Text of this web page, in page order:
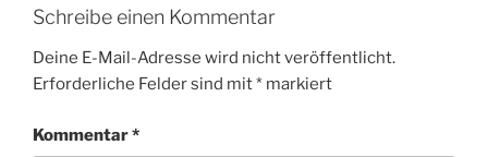
Schreibe einen Kommentar
Deine E-Mail-Adresse wird nicht veröffentlicht.
Erforderliche Felder sind mit* markiert
Kommentar*